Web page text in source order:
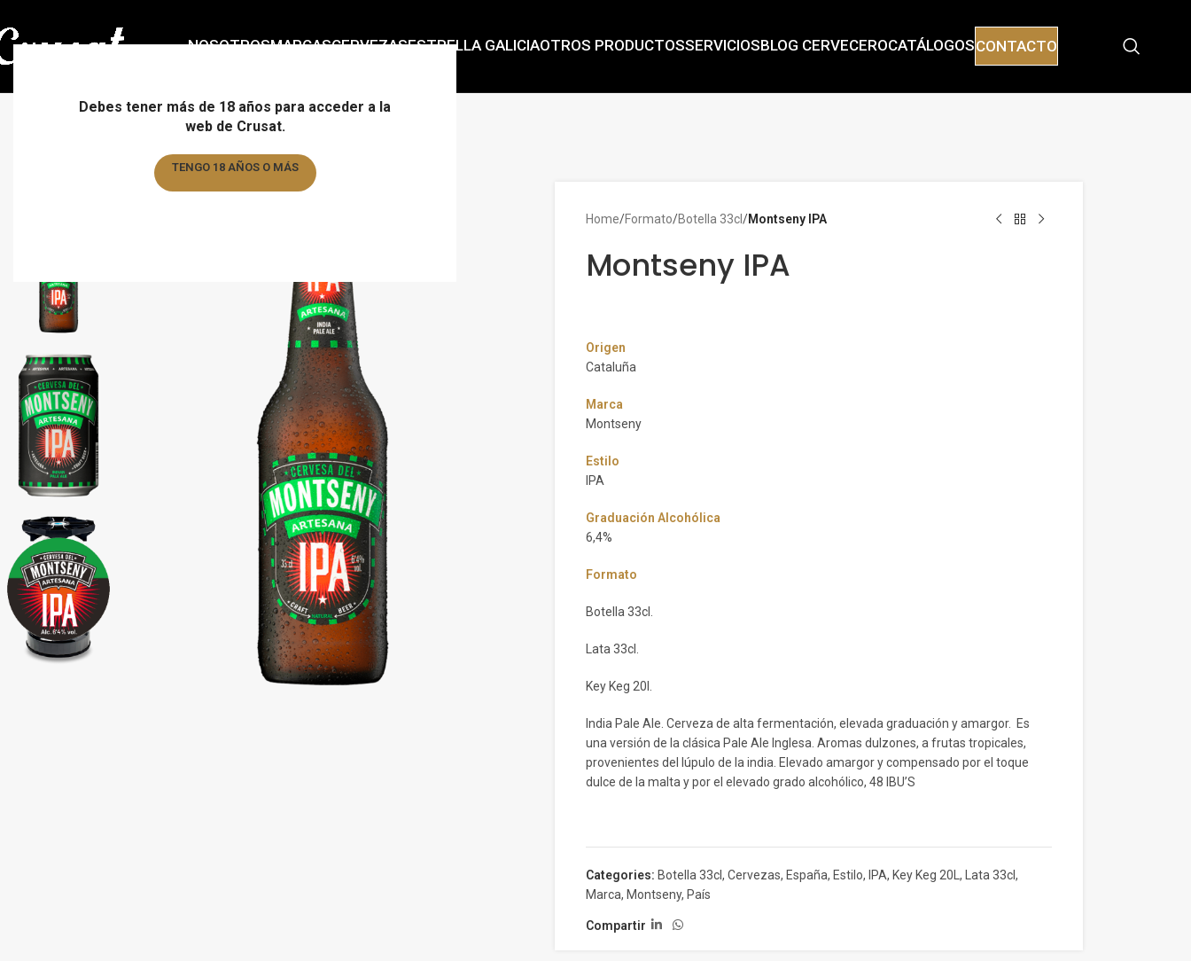
Debes tener más de 18 años para acceder a la
web de Crusat.
TENGO 18 AÑOS O MÁS
NOSOTROSMARCASCERVEZASESTRELLA GALICIAOTROS PRODUCTOSSERVICIOSBLOG CERVECEROCATÁLOGOSCONTACTO
Home/Formato/Botella 33cl/Montseny IPA
Montseny IPA
Origen
Cataluña
Marca
Montseny
Estilo
IPA
Graduación Alcohólica
6,4%
Formato
Botella 33cl.
Lata 33cl.
Key Keg 20l.
India Pale Ale. Cerveza de alta fermentación, elevada graduación y amargor. Es
una versión de la clásica Pale Ale Inglesa. Aromas dulzones, a frutas tropicales,
provenientes del lúpulo de la india. Elevado amargor y compensado por el toque
dulce de la malta y por el elevado grado alcohólico, 48 IBU’S
Categories: Botella 33cl, Cervezas, España, Estilo, IPA, Key Keg 20L , Lata 33cl,
Marca, Montseny, País
Compartir